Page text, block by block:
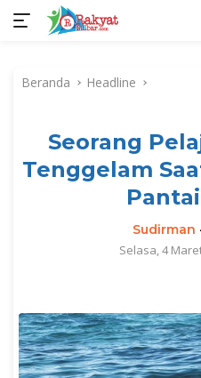
kontenBeranda Headline
Seorang
Tenggelam
Sudirman
Selasa, 4